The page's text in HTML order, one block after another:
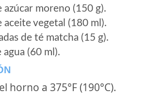
azúcar moreno (150 g).
aceite vegetal (180 ml).
de té matcha (15 g).
agua (60 ml).
horno a 375°F (190°C).